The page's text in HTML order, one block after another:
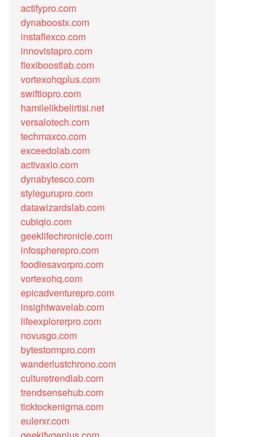
actifypro.com
dynaboostx.com
instaflexco.com
innovistapro.com
flexiboostlab.com
vortexohqplus.com
swiftiopro.com
hamilelikbelirtisi.net
versalotech.com
techmaxco.com
exceedolab.com
activaxio.com
dynabytesco.com
stylegurupro.com
datawizardslab.com
cubiqio.com
geeklifechronicle.com
infospherepro.com
foodiesavorpro.com
vortexohq.com
epicadventurepro.com
insightwavelab.com
lifeexplorerpro.com
novusgo.com
bytestormpro.com
wanderlustchrono.com
culturetrendlab.com
trendsensehub.com
ticktockenigma.com
eulerxr.com